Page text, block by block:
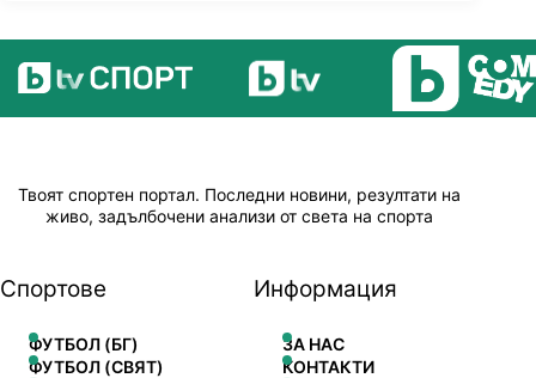
Твоят спортен портал. Последни новини, резултати на
живо, задълбочени анализи от света на спорта
Спортове
ФУТБОЛ (БГ)
ФУТБОЛ (СВЯТ)
Информация
ЗА НАС
КОНТАКТИ